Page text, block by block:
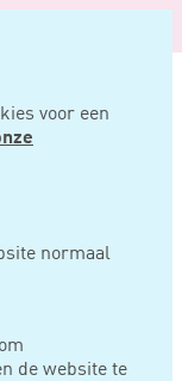
voor een
normaal
de website te